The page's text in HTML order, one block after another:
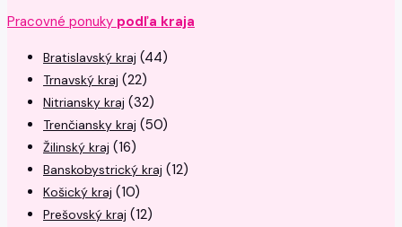
Pracovné ponuky podľa kraja
Bratislavský kraj (44)
Trnavský kraj (22)
Nitriansky kraj (32)
Trenčiansky kraj (50)
Žilinský kraj (16)
Banskobystrický kraj (12)
Košický kraj (10)
Prešovský kraj (12)